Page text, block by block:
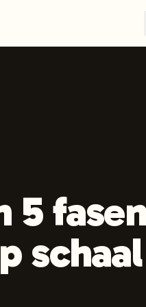
Automated
5